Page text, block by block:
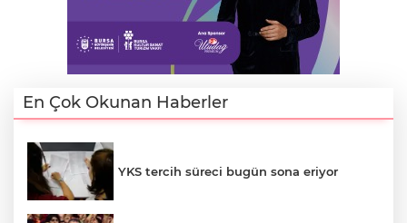
En Çok Okunan Haberler
YKS tercih süreci bugün sona eriyor